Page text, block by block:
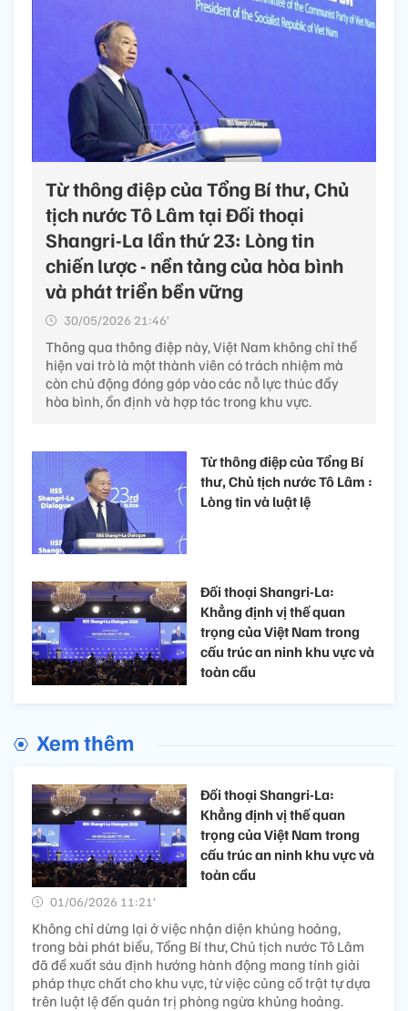
Từ thông điệp của Tổng Bí thư, Chủ
tịch nước Tô Lâm tại Đối thoại
Shangri-La lần thứ 23: Lòng tin
chiến lược - nền tảng của hòa bình
và phát triển bền vững
30/05/2026 21:46’
Thông qua thông điệp này, Việt Nam không chỉ thể
hiện vai trò là một thành viên có trách nhiệm mà
còn chủ động đóng góp vào các nỗ lực thúc đẩy
hòa bình, ổn định và hợp tác trong khu vực.
Từ thông điệp của Tổng Bí
thư, Chủ tịch nước Tô Lâm :
Lòng tin và luật lệ
Đối thoại Shangri-La:
Khẳng định vị thế quan
trọng của Việt Nam trong
cấu trúc an ninh khu vực và
toàn cầu
Xem thêm
Đối thoại Shangri-La:
Khẳng định vị thế quan
trọng của Việt Nam trong
cấu trúc an ninh khu vực và
toàn cầu
01/06/2026 11:21’
Không chỉ dừng lại ở việc nhận diện khủng hoảng,
trong bài phát biểu, Tổng Bí thư, Chủ tịch nước Tô Lâm
đã đề xuất sáu định hướng hành động mang tính giải
pháp thực chất cho khu vực, từ việc củng cố trật tự dựa
trên luật lệ đến quản trị phòng ngừa khủng hoảng.